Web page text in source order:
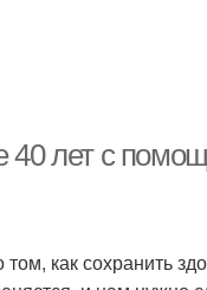
40 лет с
как сохранить